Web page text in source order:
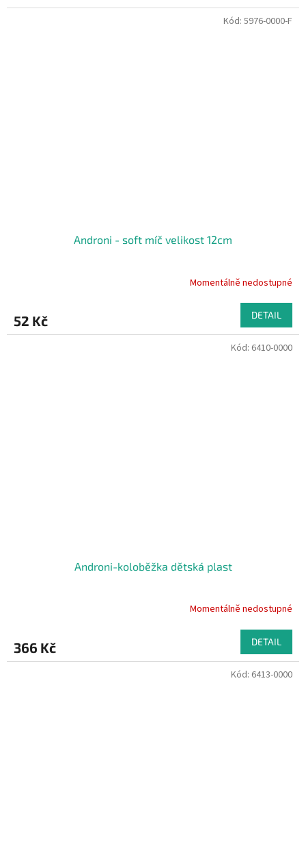
Androni - soft míč velikost 12cm
Momentálně nedostupné
52 Kč DETAIL
Kód: 5976-0000-F
Androni-koloběžka dětská plast
Momentálně nedostupné
366 Kč DETAIL
Kód: 6410-0000
Kód: 6413-0000